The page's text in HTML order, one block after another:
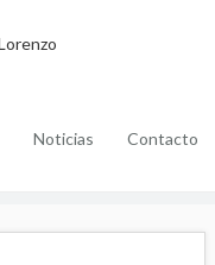
Noticias Contacto